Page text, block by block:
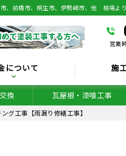
、前橋市、桐生市、伊勢崎市、他 相場よ
営業
について 施
換 瓦屋根・漆喰工事
工事【雨漏り修繕工事】